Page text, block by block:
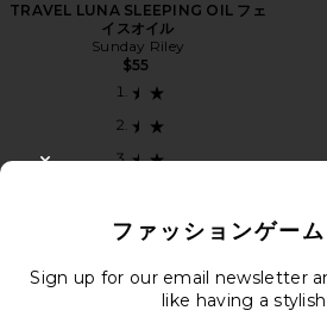
TRAVEL LUNA SLEEPING OIL フェ
イスオイル
Sunday Riley
$55
ファッションゲー
Sign up for our email newsletter
like having a